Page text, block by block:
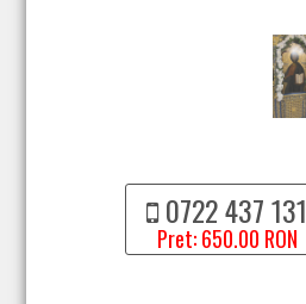
0722 437 131
Pret: 650.00 RON